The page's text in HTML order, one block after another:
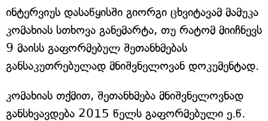
ინტერვიუს დასაწყისში გიორგი ცხვიტავამ მამუკა
კომახიას სთხოვა განემარტა, თუ რატომ მიიჩნევს
9 მაისს გაფორმებულ შეთანხმებას
განსაკუთრებულად მნიშვნელოვან დოკუმენტად.
კომახიას თქმით, შეთანხმება მნიშვნელოვნად
განსხვავდება 2015 წელს გაფორმებული ე.წ.